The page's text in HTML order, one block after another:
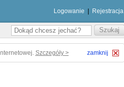
Logowanie Rejestracja
Szczegóły > zamknij